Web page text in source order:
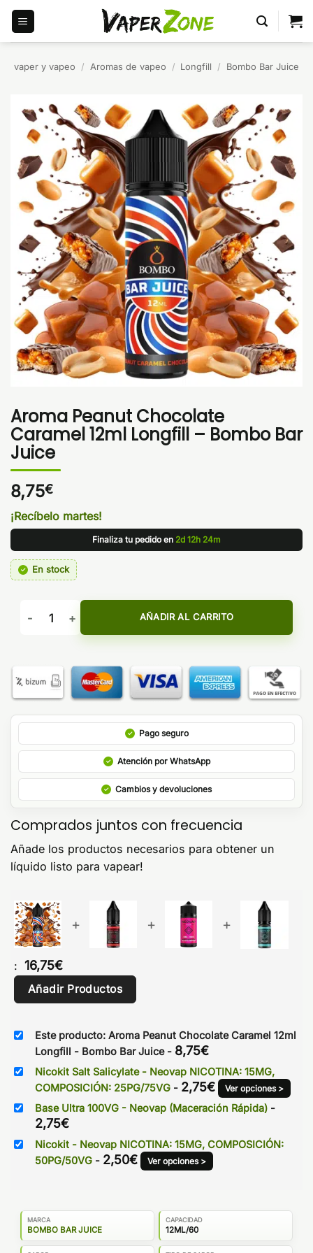
Saltar
contenido
vaper y vapeo / Aromas de vapeo / Longfill / Bombo Bar Juice
Aroma Peanut Chocolate
Caramel 12ml Longfill – Bombo Bar
Juice
8,75€
¡Recíbelo martes!
Finaliza tu pedido en 2d 12h 24m
En stock
Aroma Peanut Chocolate Caramel 12ml Longfill - Bombo
AÑADIR AL CARRITO
Pago seguro
Atención por WhatsApp
Cambios y devoluciones
Comprados juntos con frecuencia
Añade los productos necesarios para obtener un
líquido listo para vapear!
+ + +
: 16,75€
Añadir Productos
Este producto: Aroma Peanut Chocolate Caramel 12ml
Longfill - Bombo Bar Juice - 8,75€
Nicokit Salt Salicylate - Neovap NICOTINA: 15MG,
COMPOSICIÓN: 25PG/75VG - 2,75€ Ver opciones >
Base Ultra 100VG - Neovap (Maceración Rápida) -
2,75€
Nicokit - Neovap NICOTINA: 15MG, COMPOSICIÓN:
50PG/50VG - 2,50€ Ver opciones >
MARCA
BOMBO BAR JUICE
CAPACIDAD
12ML/60